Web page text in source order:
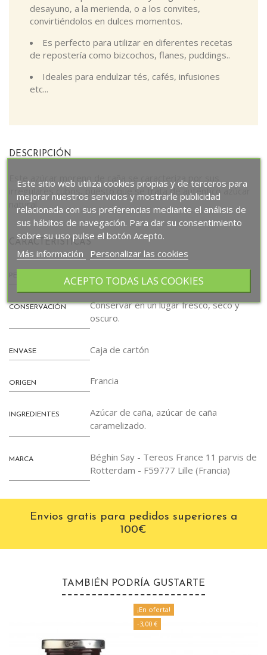
desayuno, a la merienda, o a los convites,
convirtiéndolos en dulces momentos.
Es perfecto para utilizar en diferentes recetas
de repostería como bizcochos, flanes, puddings..
Ideales para endulzar tés, cafés, infusiones
etc...
DESCRIPCIÓN
Este azúcar moreno de caña se caracteriza por sus
irregulares cubos, puesto que se trata de auténtico azúcar
natural.
CARACTERÍSTICAS
CONSERVACIÓN
Conservar en un lugar fresco, seco y
oscuro.
ENVASE Caja de cartón
ORIGEN Francia
INGREDIENTES
Azúcar de caña, azúcar de caña
caramelizado.
MARCA
Béghin Say - Tereos France 11 parvis de
Rotterdam - F59777 Lille (Francia)
Envios gratis para pedidos superiores a
100€
TAMBIÉN PODRÍA GUSTARTE
¡En oferta!
-3,00 €
Este sitio web utiliza cookies propias y de terceros para
mejorar nuestros servicios y mostrarle publicidad
relacionada con sus preferencias mediante el análisis de
sus hábitos de navegación. Para dar su consentimiento
sobre su uso pulse el botón Acepto.
Más información
Personalizar las cookies
ACEPTO TODAS LAS COOKIES